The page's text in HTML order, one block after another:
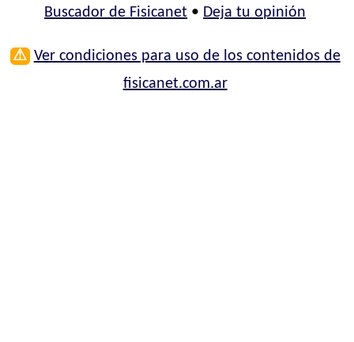
Buscador de Fisicanet • Deja tu opinión
⚠ Ver condiciones para uso de los contenidos de
fisicanet.com.ar